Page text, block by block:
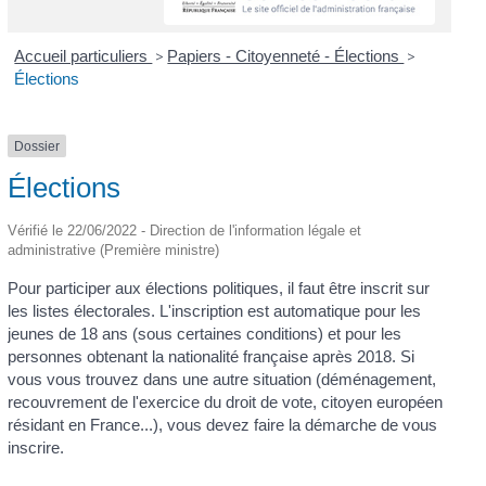
Accueil particuliers > Papiers - Citoyenneté - Élections >
Élections
Dossier
Élections
Vérifié le 22/06/2022 - Direction de l'information légale et
administrative (Première ministre)
Pour participer aux élections politiques, il faut être inscrit sur
les listes électorales. L'inscription est automatique pour les
jeunes de 18 ans (sous certaines conditions) et pour les
personnes obtenant la nationalité française après 2018. Si
vous vous trouvez dans une autre situation (déménagement,
recouvrement de l'exercice du droit de vote, citoyen européen
résidant en France...), vous devez faire la démarche de vous
inscrire.